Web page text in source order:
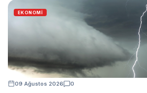
ve halkın iradesinin hakim olduğu bir
devam edeceklerini söyledi.
EKONOMI
09 Ağustos 2026 0